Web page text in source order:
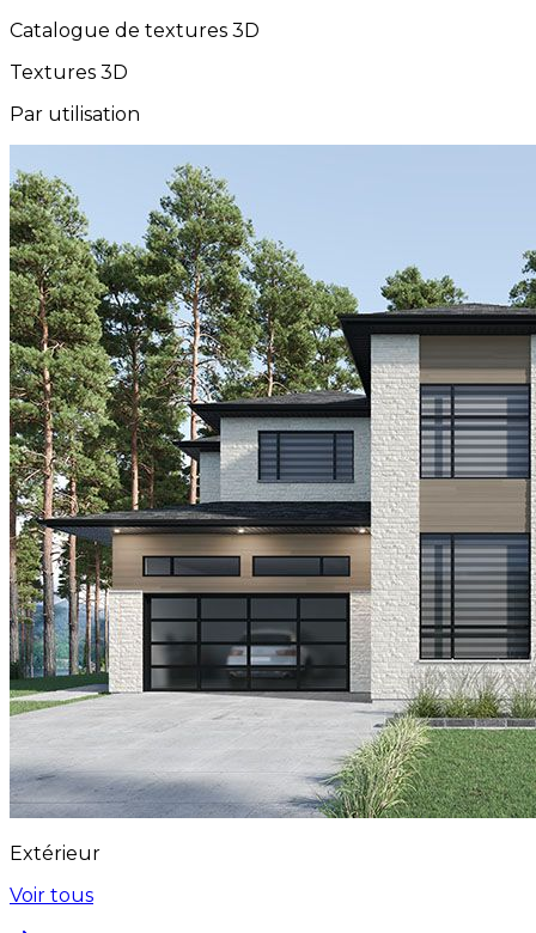
Catalogue de textures 3D
Textures 3D
Par utilisation
Extérieur
Voir tous